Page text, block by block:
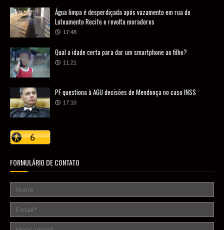
Água limpa é desperdiçada após vazamento em rua do
Loteamento Recife e revolta moradores
17:48
Qual a idade certa para dar um smartphone ao filho?
11:21
PF questiona à AGU decisões de Mendonça no caso INSS
17:10
FORMULÁRIO DE CONTATO